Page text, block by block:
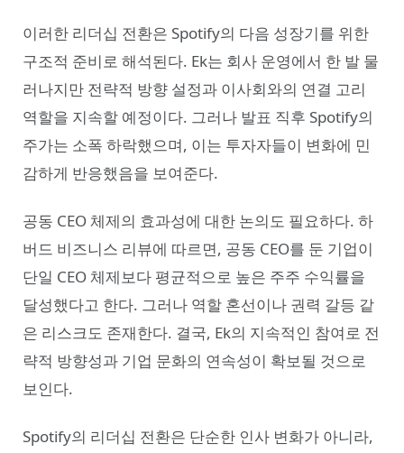
이러한 리더십 전환은 Spotify의 다음 성장기를 위한
구조적 준비로 해석된다. Ek는 회사 운영에서 한 발 물
러나지만 전략적 방향 설정과 이사회와의 연결 고리
역할을 지속할 예정이다. 그러나 발표 직후 Spotify의
주가는 소폭 하락했으며, 이는 투자자들이 변화에 민
감하게 반응했음을 보여준다.
공동 CEO 체제의 효과성에 대한 논의도 필요하다. 하
버드 비즈니스 리뷰에 따르면, 공동 CEO를 둔 기업이
단일 CEO 체제보다 평균적으로 높은 주주 수익률을
달성했다고 한다. 그러나 역할 혼선이나 권력 갈등 같
은 리스크도 존재한다. 결국, Ek의 지속적인 참여로 전
략적 방향성과 기업 문화의 연속성이 확보될 것으로
보인다.
Spotify의 리더십 전환은 단순한 인사 변화가 아니라,